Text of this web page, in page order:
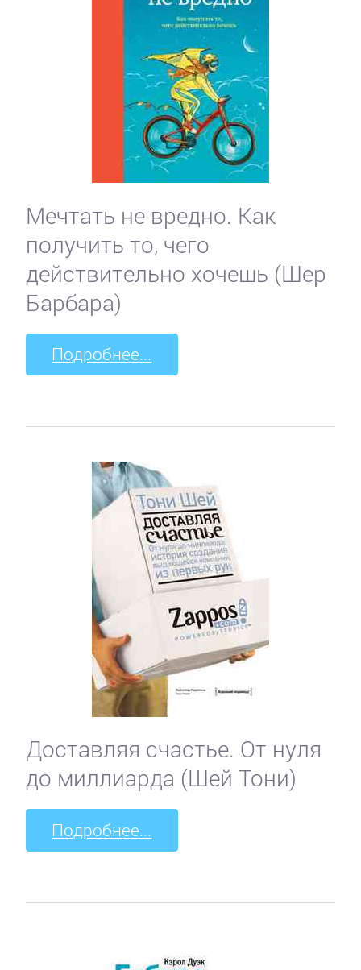
Мечтать не вредно. Как
получить то, чего
действительно хочешь (Шер
Барбара)
Подробнее...
Доставляя счастье. От нуля
до миллиарда (Шей Тони)
Подробнее...